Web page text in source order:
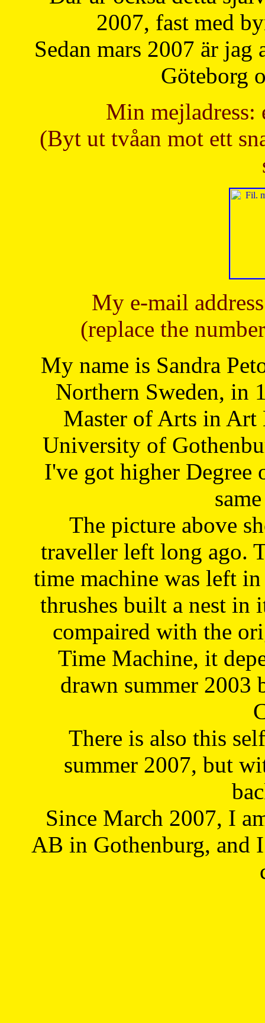
2007, fast med
Sedan mars 2007 är
Göteborg
Min mejladress:
(Byt ut tvåan mot ett
My e-mail
(replace the
My name is Sandra
Northern Sweden, in
Master of Arts in Art
University of
I've got higher Degree
The picture above
traveller left long ago.
time machine was left
thrushes built a nest in
compaired with the
Time Machine, it
drawn summer 2003
There is also this
summer 2007, but
Since March 2007, I
AB in Gothenburg, and